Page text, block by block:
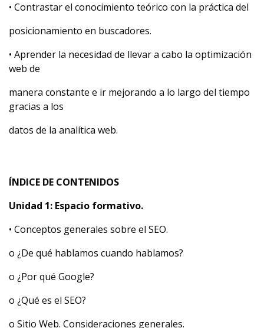
• Contrastar el conocimiento teórico con la práctica del
posicionamiento en buscadores.
• Aprender la necesidad de llevar a cabo la optimización
web de
manera constante e ir mejorando a lo largo del tiempo
gracias a los
datos de la analítica web.
ÍNDICE DE CONTENIDOS
Unidad 1: Espacio formativo.
• Conceptos generales sobre el SEO.
o ¿De qué hablamos cuando hablamos?
o ¿Por qué Google?
o ¿Qué es el SEO?
o Sitio Web. Consideraciones generales.